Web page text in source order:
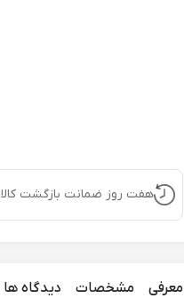
هفت روز ضمانت بازگشت کالا
معرفی مشخصات دیدگاه ها